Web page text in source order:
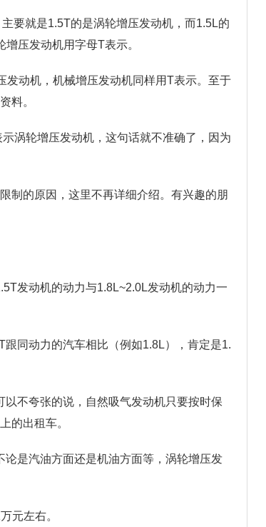
要就是1.5T的是涡轮增压发动机，而1.5L的
压发动机用字母T表示。
动机，机械增压发动机同样用T表示。至于
料。
涡轮增压发动机，这句话就不准确了，因为
制的原因，这里不再详细介绍。有兴趣的朋
发动机的动力与1.8L~2.0L发动机的动力一
同动力的汽车相比（例如1.8L），肯定是1.
不夸张的说，自然吸气发动机只要按时保
的出租车。
是汽油方面还是机油方面等，涡轮增压发
元左右。